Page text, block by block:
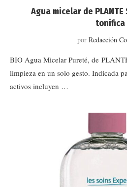
Agua micelar de PLANTE
tonifica
por Redacción
BIO Agua Micelar Pureté, de
limpieza en un solo gesto. Indicada
activos incluyen …